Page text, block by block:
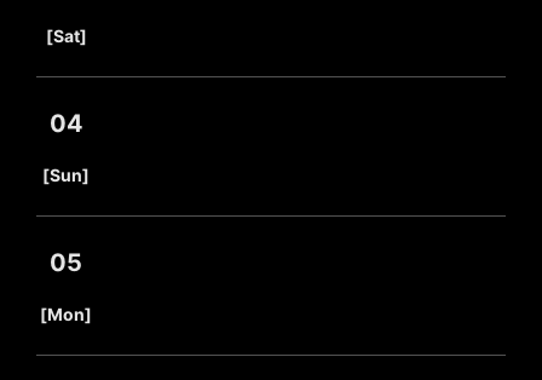
[Sat]
04
[Sun]
05
[Mon]